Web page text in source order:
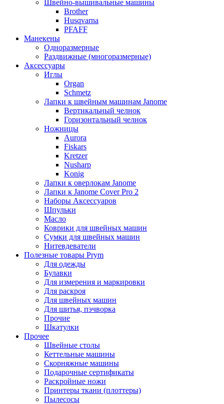
Швейно-вышивальные машины
Brother
Husqvarna
PFAFF
Манекены
Одноразмерные
Раздвижные (многоразмерные)
Аксессуары
Иглы
Organ
Schmetz
Лапки к швейным машинам Janome
Вертикальный челнок
Горизонтальный челнок
Ножницы
Aurora
Fiskars
Kretzer
Nusharp
Konig
Лапки к оверлокам Janome
Лапки к Janome Cover Pro 2
Наборы Аксессуаров
Шпульки
Масло
Коврики для швейных машин
Сумки для швейных машин
Нитевдеватели
Полезные товары Prym
Для одежды
Булавки
Для измерения и маркировки
Для раскроя
Для швейных машин
Для шитья, пэчворка
Прочие
Шкатулки
Прочее
Швейные столы
Кеттельные машины
Скорняжные машины
Подарочные сертификаты
Раскройные ножи
Принтеры ткани (плоттеры)
Пылесосы